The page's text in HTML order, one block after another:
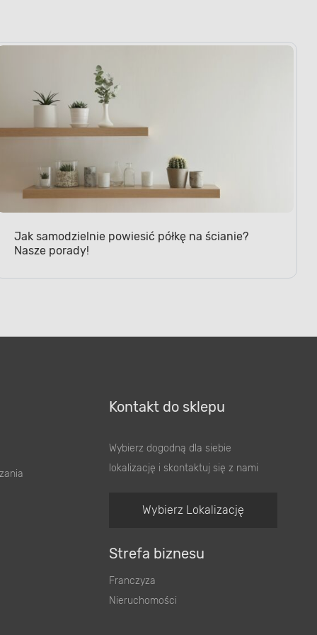
Nasze porady!
lokalizację i skontaktuj się z nami
Nieruchomości